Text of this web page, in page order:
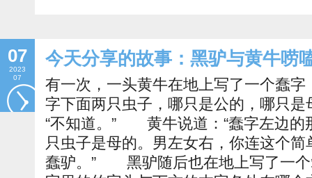
07
2023
07
今天分享的故事：黑驴与黄牛唠
有一次，一头黄牛在地上写了一个蠢字
字下面两只虫子，哪只是公的，哪只
“不知道。” 黄牛说道：“蠢字左边的
只虫子是母的。男左女右，你连这个
蠢驴。” 黑驴随后也在地上写了一个